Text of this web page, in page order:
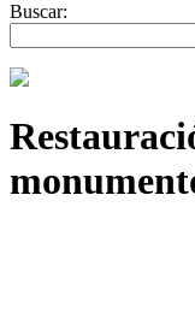
Buscar: